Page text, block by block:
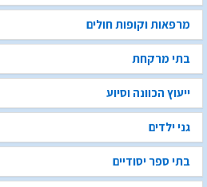
מרפאות וקופות חולים
בתי מרקחת
ייעוץ הכוונה וסיוע
גני ילדים
בתי ספר יסודיים